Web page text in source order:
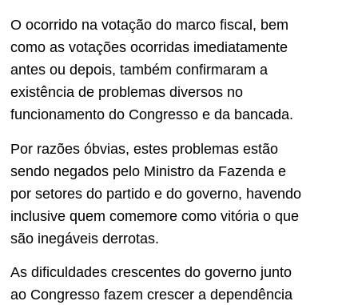
O ocorrido na votação do marco fiscal, bem
como as votações ocorridas imediatamente
antes ou depois, também confirmaram a
existência de problemas diversos no
funcionamento do Congresso e da bancada.
Por razões óbvias, estes problemas estão
sendo negados pelo Ministro da Fazenda e
por setores do partido e do governo, havendo
inclusive quem comemore como vitória o que
são inegáveis derrotas.
As dificuldades crescentes do governo junto
ao Congresso fazem crescer a dependência